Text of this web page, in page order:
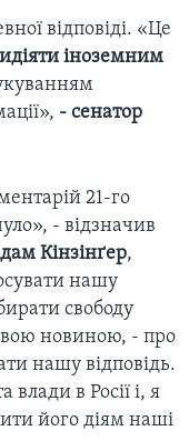
відповіді. «Це
іноземним
- сенатор
21-го
- відзначив
Кінзінґер,
нашу
свободу
новиною, - про
нашу відповідь.
в Росії і, я
його діям наші